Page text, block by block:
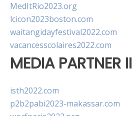
MedItRio2023.org
lcicon2023boston.com
waitangidayfestival2022.com
vacancesscolaires2022.com
MEDIA PARTNER II
isth2022.com
p2b2pabi2023-makassar.com